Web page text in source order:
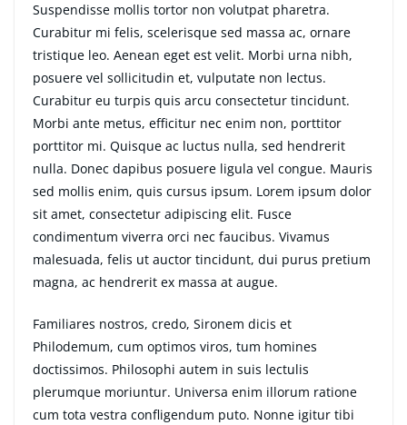
Suspendisse mollis tortor non volutpat pharetra.
Curabitur mi felis, scelerisque sed massa ac, ornare
tristique leo. Aenean eget est velit. Morbi urna nibh,
posuere vel sollicitudin et, vulputate non lectus.
Curabitur eu turpis quis arcu consectetur tincidunt.
Morbi ante metus, efficitur nec enim non, porttitor
porttitor mi. Quisque ac luctus nulla, sed hendrerit
nulla. Donec dapibus posuere ligula vel congue. Mauris
sed mollis enim, quis cursus ipsum. Lorem ipsum dolor
sit amet, consectetur adipiscing elit. Fusce
condimentum viverra orci nec faucibus. Vivamus
malesuada, felis ut auctor tincidunt, dui purus pretium
magna, ac hendrerit ex massa at augue.
Familiares nostros, credo, Sironem dicis et
Philodemum, cum optimos viros, tum homines
doctissimos. Philosophi autem in suis lectulis
plerumque moriuntur. Universa enim illorum ratione
cum tota vestra confligendum puto. Nonne igitur tibi